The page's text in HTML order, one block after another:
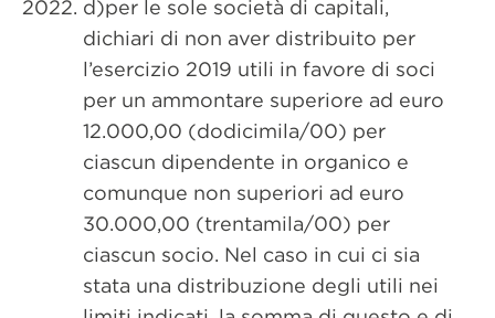
d)per le sole società di capitali,
dichiari di non aver distribuito per
l’esercizio 2019 utili in favore di soci
per un ammontare superiore ad euro
12.000,00 (dodicimila/00) per
ciascun dipendente in organico e
comunque non superiori ad euro
30.000,00 (trentamila/00) per
ciascun socio. Nel caso in cui ci sia
stata una distribuzione degli utili nei